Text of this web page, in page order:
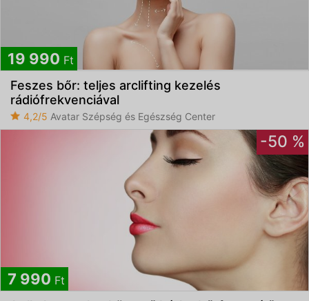
19 990 Ft
Feszes bőr: teljes arclifting kezelés
rádiófrekvenciával
4,2/5 Avatar Szépség és Egészség Center
-50 %
7 990 Ft